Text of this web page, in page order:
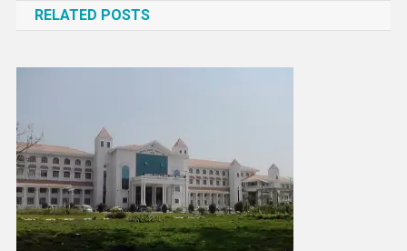
RELATED POSTS